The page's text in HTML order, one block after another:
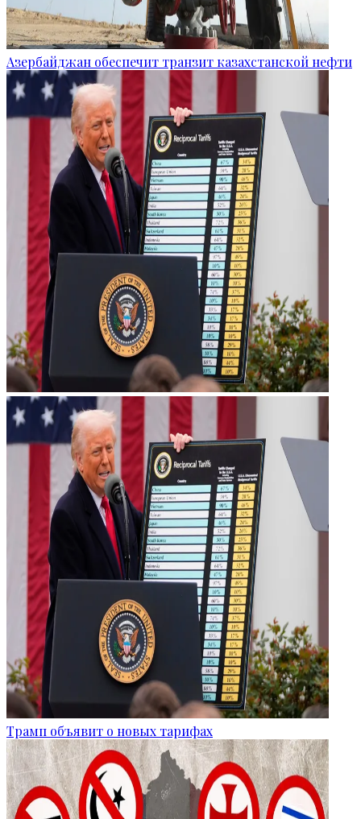
Азербайджан обеспечит транзит казахстанской нефти
Трамп объявит о новых тарифах